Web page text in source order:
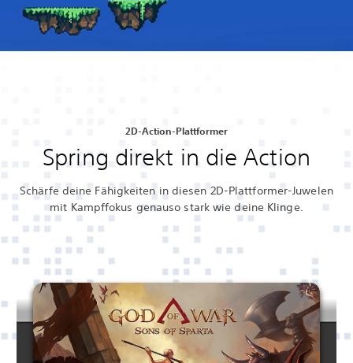
2D-Action-Plattformer
Spring direkt in die Action
Schärfe deine Fähigkeiten in diesen 2D-Plattformer-Juwelen
mit Kampffokus genauso stark wie deine Klinge.